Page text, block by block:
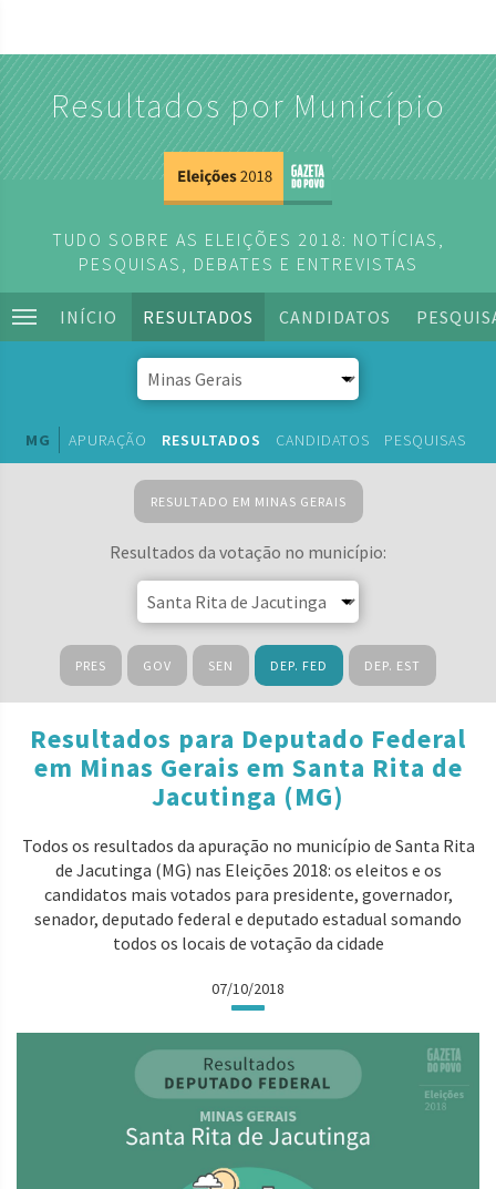
Resultados por Município
TUDO SOBRE AS ELEIÇÕES 2018: NOTÍCIAS,
PESQUISAS, DEBATES E ENTREVISTAS
INÍCIO RESULTADOS CANDIDATOS
MG APURAÇÃO RESULTADOS CANDIDATOS PESQUISAS
RESULTADO EM MINAS GERAIS
Resultados da votação no município:
PRES GOV SEN DEP. FED DEP. EST
Resultados para Deputado Federal
em Minas Gerais em Santa Rita de
Jacutinga (MG)
Todos os resultados da apuração no município de Santa Rita
de Jacutinga (MG) nas Eleições 2018: os eleitos e os
candidatos mais votados para presidente, governador,
senador, deputado federal e deputado estadual somando
todos os locais de votação da cidade
07/10/2018